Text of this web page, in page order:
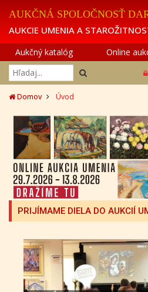
AUKČNÁ SPOLOČNOSŤ
AUKCIE UMENIA A
Aukčný katalóg Online
Domov Úvod
PRIJÍMAME DIELA DO AUKCIÍ